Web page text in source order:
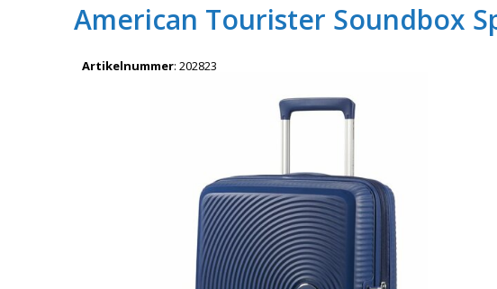
American Tourister Soundbox
Artikelnummer: 202823